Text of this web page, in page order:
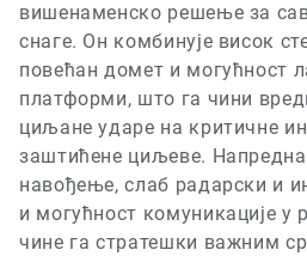
вишенаменско решење за
снаге. Он комбинује висок
повећан домет и могућност
платформи, што га чини
циљане ударе на критичне
заштићене циљеве. Напредна
навођење, слаб радарски и
и могућност комуникације у
чине га стратешки важним